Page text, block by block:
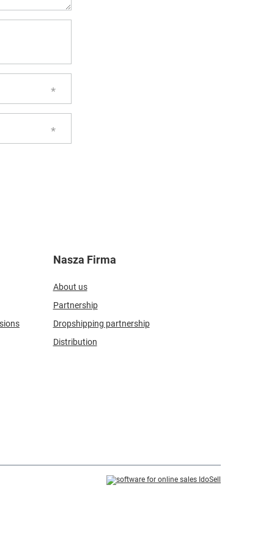
Nasza Firma
About us
Partnership
Dropshipping partnership
Distribution